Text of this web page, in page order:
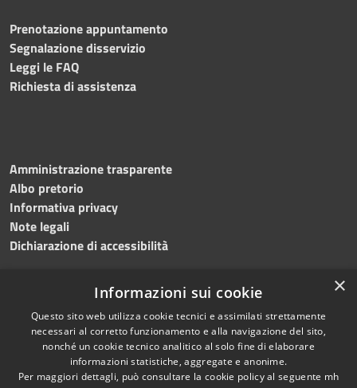
Prenotazione appuntamento
Segnalazione disservizio
Leggi le FAQ
Richiesta di assistenza
Amministrazione trasparente
Albo pretorio
Informativa privacy
Note legali
Dichiarazione di accessibilità
Accessibilità
Copyright © 2026 • Comune di
Salemi • Powered by
×
Informazioni sui cookie
Questo sito web utilizza cookie tecnici e assimilati strettamente
necessari al corretto funzionamento e alla navigazione del sito,
nonché un cookie tecnico analitico al solo fine di elaborare
informazioni statistiche, aggregate e anonime.
Per maggiori dettagli, può consultare la cookie policy al seguente mh